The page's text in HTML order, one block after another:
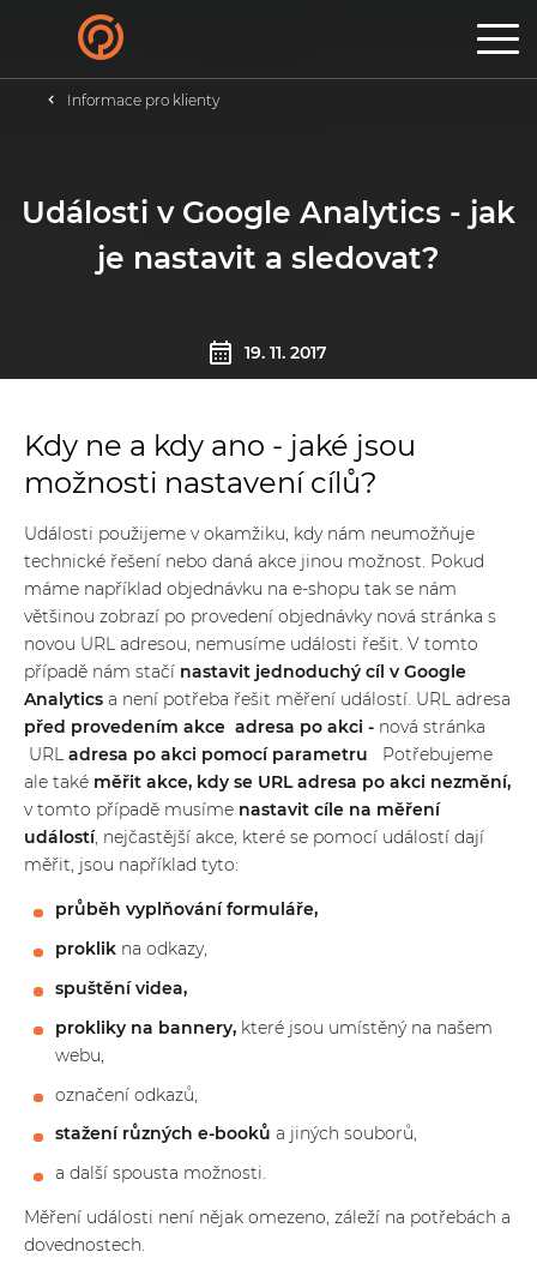
Informace pro klientyProdukty
Realitní CRM
AI weby na míru
Kariéra
Případovky
Blog
Kontakty
NEZÁVAZNÁ POPTÁVKA
+420 597 317 061
info@poski.com
Události v Google Analytics - jak
je nastavit a sledovat?
19. 11. 2017
Kdy ne a kdy ano - jaké jsou
možnosti nastavení cílů?
Události použijeme v okamžiku, kdy nám neumožňuje
technické řešení nebo daná akce jinou možnost. Pokud
máme například objednávku na e-shopu tak se nám
většinou zobrazí po provedení objednávky nová stránka s
novou URL adresou, nemusíme události řešit. V tomto
případě nám stačí nastavit jednoduchý cíl v Google
Analytics a není potřeba řešit měření událostí. URL adresa
před provedením akce adresa po akci - nová stránka
URL adresa po akci pomocí parametru
Potřebujeme
ale také měřit akce, kdy se URL adresa po akci nezmění,
v tomto případě musíme nastavit cíle na měření
událostí, nejčastější akce, které se pomocí událostí dají
měřit, jsou například tyto:
průběh vyplňování formuláře,
proklik na odkazy,
spuštění videa,
prokliky na bannery, které jsou umístěný na našem
webu,
označení odkazů,
stažení různých e-bookůa jiných souborů,
a další spousta možnosti.
Měření události není nějak omezeno, záleží na potřebách a
dovednostech.